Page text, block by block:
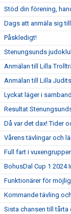
Stöd din förening,
Dags att anmäla sig
Påskledigt!
Stenungsunds
Anmälan till Lilla
Anmälan till Lilla
Lyckat läger i
Resultat
Då var det dax! Tider
Vårens tävlingar och
Full fart i
BohusDal Cup 1 2024
Funktionärer för
Kommande tävling
Sista chansen till